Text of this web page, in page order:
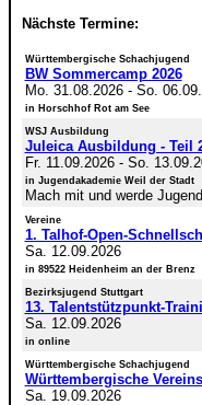
Nächste Termine:
Württembergische Schachjugend
BW Sommercamp 2026
Mo. 31.08.2026- So.
in Horschhof Rot am See
WSJ Ausbildung
Juleica Ausbildung - Teil
Fr. 11.09.2026- So.
in Jugendakademie Weil der Stadt
Mach mit und werde
Vereine
1. Talhof-Open-
Sa. 12.09.2026
in 89522 Heidenheim an der Brenz
Bezirksjugend Stuttgart
13. Talentstützpunkt-
Sa. 12.09.2026
in online
Württembergische Schachjugend
Württembergische
Sa. 19.09.2026